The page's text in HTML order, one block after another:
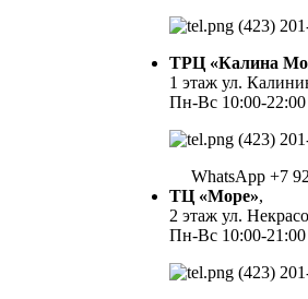
(423)
ТРЦ «Калина
1 этаж ул.
Пн-Вс 10:00-22:00
(423)
WhatsApp +7
ТЦ «Море»,
2 этаж ул.
Пн-Вс 10:00-21:00
(423)